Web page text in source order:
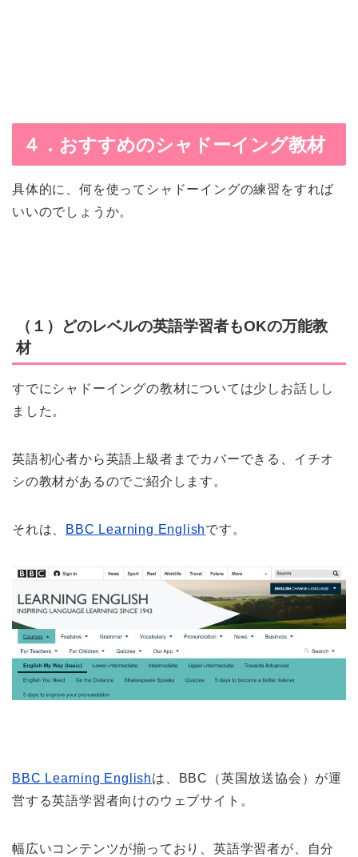
４．おすすめのシャドーイング教材
具体的に、何を使ってシャドーイングの練習をすれば
いいのでしょうか。
（１）どのレベルの英語学習者もOKの万能教
材
すでにシャドーイングの教材については少しお話しし
ました。
英語初心者から英語上級者までカバーできる、イチオ
シの教材があるのでご紹介します。
それは、 BBC Learning Englishです。
BBC Learning Englishは、BBC（英国放送協会）が運
営する英語学習者向けのウェブサイト。
幅広いコンテンツが揃っており、英語学習者が、自分